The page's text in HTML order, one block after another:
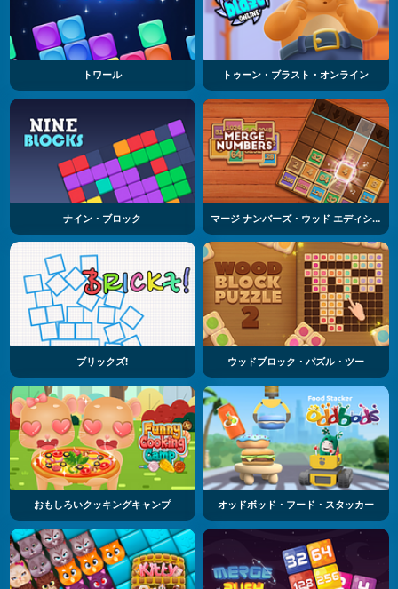
トワール トゥーン・ブラスト・オンライン
ナイン・ブロック マージ ナンバーズ・ウッド エディション
ブリックズ! ウッドブロック・パズル・ツー
おもしろいクッキングキャンプ オッドボッド・フード・スタッカー